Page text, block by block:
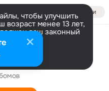
Войти
чтобы улучшить
возраст менее 13 лет,
ваш законный
7TN